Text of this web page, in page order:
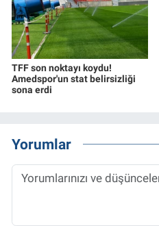
TFF son noktayı koydu!
Amedspor'un stat belirsizliği
sona erdi
Yorumlar